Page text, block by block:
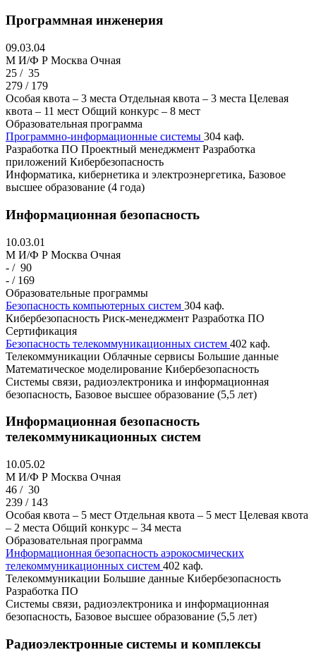
Программная инженерия
09.03.04
M И/Ф Р Москва Очная
25 / 35
279 / 179
Особая квота – 3 места Отдельная квота – 3 места Целевая
квота – 11 мест Общий конкурс – 8 мест
Образовательная программа
Программно-информационные системы 304 каф.
Разработка ПО Проектный менеджмент Разработка
приложений Кибербезопасность
Информатика, кибернетика и электроэнергетика, Базовое
высшее образование (4 года)
Информационная безопасность
10.03.01
M И/Ф Р Москва Очная
- / 90
- / 169
Образовательные программы
Безопасность компьютерных систем 304 каф.
Кибербезопасность Риск-менеджмент Разработка ПО
Сертификация
Безопасность телекоммуникационных систем 402 каф.
Телекоммуникации Облачные сервисы Большие данные
Математическое моделирование Кибербезопасность
Cистемы связи, радиоэлектроника и информационная
безопасность, Базовое высшее образование (5,5 лет)
Информационная безопасность
телекоммуникационных систем
10.05.02
M И/Ф Р Москва Очная
46 / 30
239 / 143
Особая квота – 5 мест Отдельная квота – 5 мест Целевая квота
– 2 места Общий конкурс – 34 места
Образовательная программа
Информационная безопасность аэрокосмических
телекоммуникационных систем 402 каф.
Телекоммуникации Большие данные Кибербезопасность
Разработка ПО
Cистемы связи, радиоэлектроника и информационная
безопасность, Базовое высшее образование (5,5 лет)
Радиоэлектронные системы и комплексы